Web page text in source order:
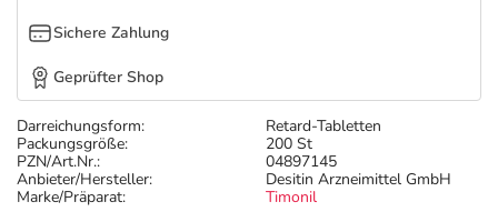
Darreichungsform:
Retard-Tabletten
Packungsgröße:
200 St
PZN/Art.Nr.:
04897145
Anbieter/Hersteller:
Desitin Arzneimittel GmbH
Marke/Präparat:
Timonil
Sichere Zahlung
Geprüfter Shop